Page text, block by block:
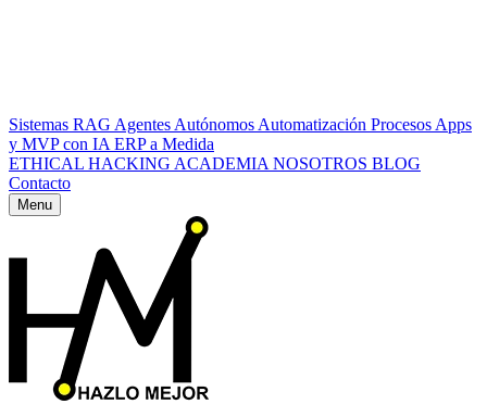
Sistemas RAG Agentes Autónomos Automatización Procesos Apps
y MVP con IA ERP a Medida
ETHICAL HACKING ACADEMIA NOSOTROS BLOG
Contacto
Menu